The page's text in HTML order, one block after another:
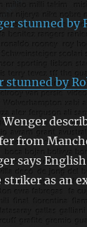
stunned by
from
says
striker as an